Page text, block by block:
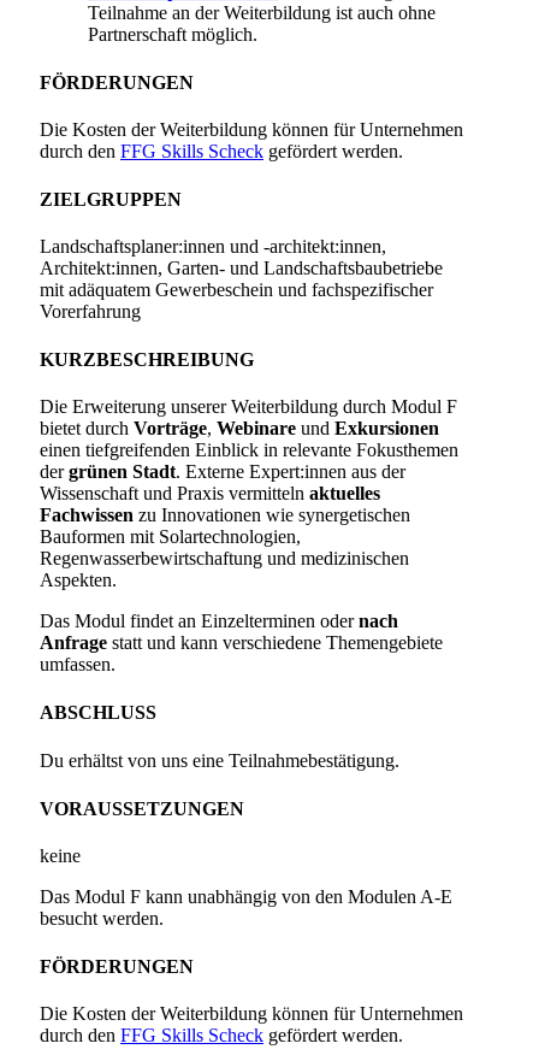
Teilnahme an der Weiterbildung ist auch ohne
Partnerschaft möglich.
FÖRDERUNGEN
Die Kosten der Weiterbildung können für Unternehmen
durch den FFG Skills Scheck gefördert werden.
ZIELGRUPPEN
Landschaftsplaner:innen und -architekt:innen,
Architekt:innen, Garten- und Landschaftsbaubetriebe
mit adäquatem Gewerbeschein und fachspezifischer
Vorerfahrung
KURZBESCHREIBUNG
Die Erweiterung unserer Weiterbildung durch Modul F
bietet durch Vorträge, Webinare und Exkursionen
einen tiefgreifenden Einblick in relevante Fokusthemen
dergrünen Stadt. Externe Expert:innen aus der
Wissenschaft und Praxis vermitteln aktuelles
Fachwissen zu Innovationen wie synergetischen
Bauformen mit Solartechnologien,
Regenwasserbewirtschaftung und medizinischen
Aspekten.
Das Modul findet an Einzelterminen odernach
Anfrage statt und kann verschiedene Themengebiete
umfassen.
ABSCHLUSS
Du erhältst von uns eine Teilnahmebestätigung.
VORAUSSETZUNGEN
keine
Das Modul F kann unabhängig von den Modulen A-E
besucht werden.
FÖRDERUNGEN
Die Kosten der Weiterbildung können für Unternehmen
durch den FFG Skills Scheck gefördert werden.